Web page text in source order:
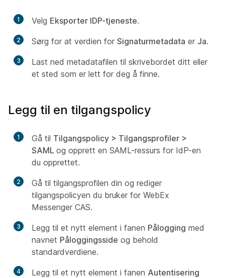
1 Velg Eksporter IDP-tjeneste.
2 Sørg for at verdien for Signaturmetadata er Ja.
3
Last ned metadatafilen til skrivebordet ditt eller
et sted som er lett for deg å finne.
Legg til en tilgangspolicy
1 Gå til Tilgangspolicy > Tilgangsprofiler >
SAML og opprett en SAML-ressurs for IdP-en
du opprettet.
2
Gå til tilgangsprofilen din og rediger
tilgangspolicyen du bruker for WebEx
Messenger CAS.
3 Legg til et nytt element i fanen Pålogging med
navnet Påloggingsside og behold
standardverdiene.
4 Legg til et nytt element i fanen Autentisering